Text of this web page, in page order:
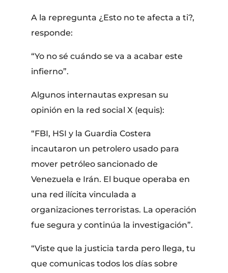
A la repregunta ¿Esto no te afecta a ti?,
responde:
“Yo no sé cuándo se va a acabar este
infierno”.
Algunos internautas expresan su
opinión en la red social X (equis):
“FBI, HSI y la Guardia Costera
incautaron un petrolero usado para
mover petróleo sancionado de
Venezuela e Irán. El buque operaba en
una red ilícita vinculada a
organizaciones terroristas. La operación
fue segura y continúa la investigación”.
“Viste que la justicia tarda pero llega, tu
que comunicas todos los días sobre